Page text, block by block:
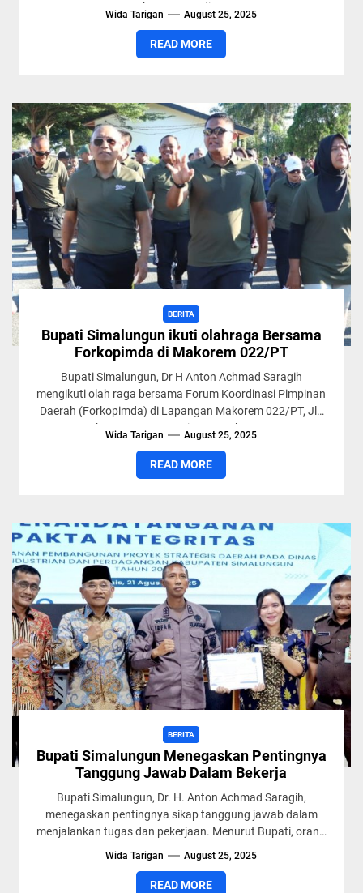
kecamatan di...
Wida Tarigan August 25, 2025
READ MORE
BERITA
Bupati Simalungun ikuti olahraga Bersama
Forkopimda di Makorem 022/PT
Bupati Simalungun, Dr H Anton Achmad Saragih
mengikuti olah raga bersama Forum Koordinasi Pimpinan
Daerah (Forkopimda) di Lapangan Makorem 022/PT, Jln
Asahan, Kecamatan Siantar, Kabupaten...
Wida Tarigan August 25, 2025
READ MORE
BERITA
Bupati Simalungun Menegaskan Pentingnya
Tanggung Jawab Dalam Bekerja
Bupati Simalungun, Dr. H. Anton Achmad Saragih,
menegaskan pentingnya sikap tanggung jawab dalam
menjalankan tugas dan pekerjaan. Menurut Bupati, orang
yang berprestasi adalah mereka yang...
Wida Tarigan August 25, 2025
READ MORE